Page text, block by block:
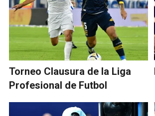
Torneo Clausura de la Liga
Profesional de Futbol